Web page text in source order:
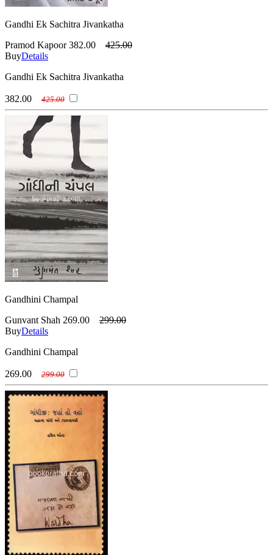
Gandhi Ek Sachitra Jivankatha
Pramod Kapoor 382.00
425.00
BuyDetails
Gandhi Ek Sachitra Jivankatha
382.00 425.00
Gandhini Champal
Gunvant Shah 269.00
299.00
BuyDetails
Gandhini Champal
269.00 299.00